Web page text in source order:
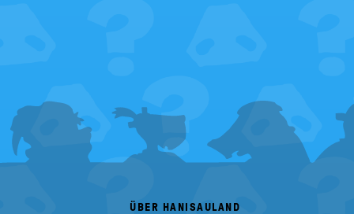
FOOTER
MENU
ÜBER HANISAULAND